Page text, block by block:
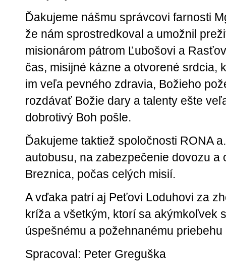
Ďakujeme nášmu správcovi farnosti
že nám sprostredkoval a umožnil
misionárom pátrom Ľubošovi a
čas, misijné kázne a otvorené srdcia,
im veľa pevného zdravia, Božieho
rozdávať Božie dary a talenty ešte
dobrotivý Boh pošle.
Ďakujeme taktiež spoločnosti RONA
autobusu, na zabezpečenie dovozu
Breznica, počas celých misií.
A vďaka patrí aj Peťovi Loduhovi za
kríža a všetkým, ktorí sa akýmkoľvek
úspešnému a požehnanému
Spracoval: Peter Greguška